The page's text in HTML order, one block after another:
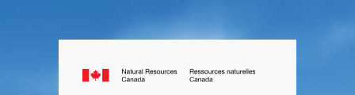
Canada.ca
/